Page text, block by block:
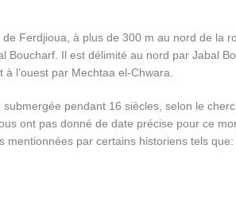
Ferdjioua, à plus de 300 m au nord de la
Boucharf. Il est délimité au nord par Jabal
l’ouest par Mechtaa el-Chwara.
pendant 16 siècles, selon le
ont pas donné de date précise pour ce
par certains historiens tels que: